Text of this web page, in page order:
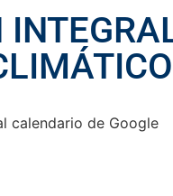
calendario de Google